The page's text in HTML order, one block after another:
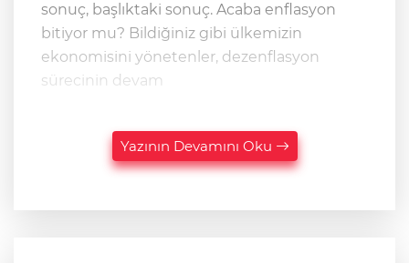
sonuç, başlıktaki sonuç. Acaba enflasyon
bitiyor mu? Bildiğiniz gibi ülkemizin
ekonomisini yönetenler, dezenflasyon
sürecinin devam
Yazının Devamını Oku